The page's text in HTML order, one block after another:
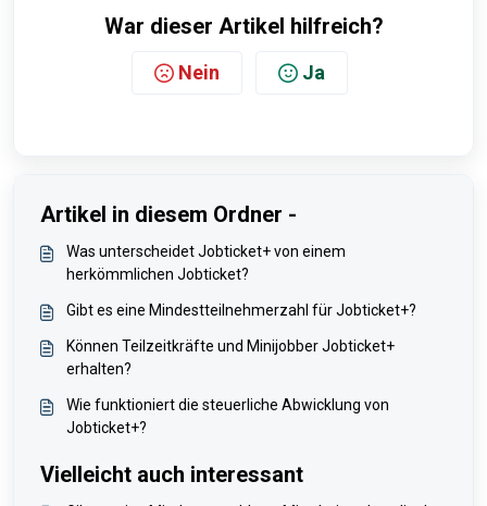
War dieser Artikel hilfreich?
Nein Ja
Artikel in diesem Ordner -
Was unterscheidet Jobticket+ von einem
herkömmlichen Jobticket?
Gibt es eine Mindestteilnehmerzahl für Jobticket+?
Können Teilzeitkräfte und Minijobber Jobticket+
erhalten?
Wie funktioniert die steuerliche Abwicklung von
Jobticket+?
Vielleicht auch interessant